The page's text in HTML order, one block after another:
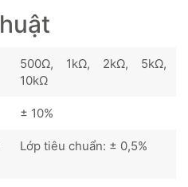
500Ω, 1kΩ, 2kΩ, 5kΩ,
10kΩ
± 10%
Lớp tiêu chuẩn: ± 0,5%